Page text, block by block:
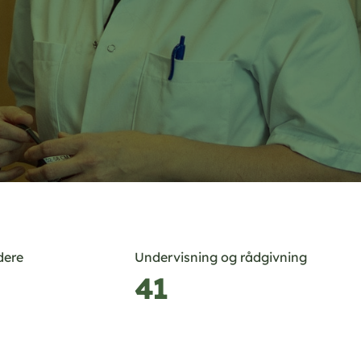
Undervisning og rådgivning
41